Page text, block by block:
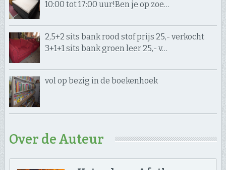
10:00 tot 17:00 uur! ​Ben je op zoe…
2,5+2 sits bank rood stof prijs 25,- verkocht
3+1+1 sits bank groen leer 25,- v…
vol op bezig in de boekenhoek
Over de Auteur